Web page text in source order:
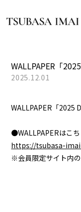
WALLPAPER「
2025.12.01
WALLPAPER「2025
●WALLPAPERはこ
https://tsubasa-
※会員限定サイト内の